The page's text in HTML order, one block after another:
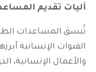
آليات تقديم
تُنسق المساعدات
القنوات الإنسانية
والأعمال الإنسانية،